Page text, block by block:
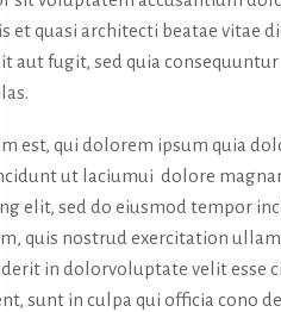
et quasi architecti beatae vitae
aut fugit, sed quia
est, qui dolorem ipsum quia
ut laciumui dolore
elit, sed do eiusmod tempor
quis nostrud exercitation
in dolorvoluptate velit esse
sunt in culpa qui officia cono